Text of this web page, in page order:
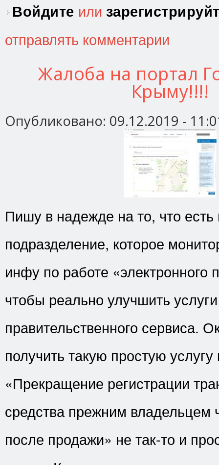
Войдите или
отправлять комментарии
Жалоба на портал
Крыму!!!!
Опубликовано: 09.12.2019 -
Пишу в надежде на то, что есть
подразделение, которое
инфу по работе «электронного
чтобы реально улучшить
правительственного сервиса.
получить такую простую услугу
«Прекращение регистрации
средства прежним владельцем
после продажи» не так-то и